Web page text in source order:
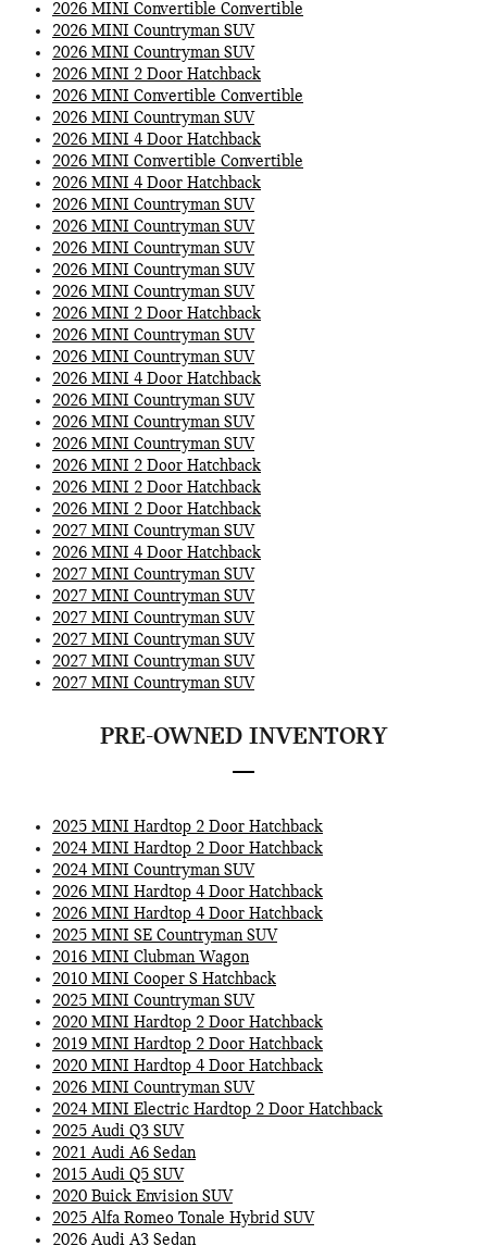
2026 MINI Convertible Convertible
2026 MINI Countryman SUV
2026 MINI Countryman SUV
2026 MINI 2 Door Hatchback
2026 MINI Convertible Convertible
2026 MINI Countryman SUV
2026 MINI 4 Door Hatchback
2026 MINI Convertible Convertible
2026 MINI 4 Door Hatchback
2026 MINI Countryman SUV
2026 MINI Countryman SUV
2026 MINI Countryman SUV
2026 MINI Countryman SUV
2026 MINI Countryman SUV
2026 MINI 2 Door Hatchback
2026 MINI Countryman SUV
2026 MINI Countryman SUV
2026 MINI 4 Door Hatchback
2026 MINI Countryman SUV
2026 MINI Countryman SUV
2026 MINI Countryman SUV
2026 MINI 2 Door Hatchback
2026 MINI 2 Door Hatchback
2026 MINI 2 Door Hatchback
2027 MINI Countryman SUV
2026 MINI 4 Door Hatchback
2027 MINI Countryman SUV
2027 MINI Countryman SUV
2027 MINI Countryman SUV
2027 MINI Countryman SUV
2027 MINI Countryman SUV
2027 MINI Countryman SUV
PRE-OWNED INVENTORY
2025 MINI Hardtop 2 Door Hatchback
2024 MINI Hardtop 2 Door Hatchback
2024 MINI Countryman SUV
2026 MINI Hardtop 4 Door Hatchback
2026 MINI Hardtop 4 Door Hatchback
2025 MINI SE Countryman SUV
2016 MINI Clubman Wagon
2010 MINI Cooper S Hatchback
2025 MINI Countryman SUV
2020 MINI Hardtop 2 Door Hatchback
2019 MINI Hardtop 2 Door Hatchback
2020 MINI Hardtop 4 Door Hatchback
2026 MINI Countryman SUV
2024 MINI Electric Hardtop 2 Door Hatchback
2025 Audi Q3 SUV
2021 Audi A6 Sedan
2015 Audi Q5 SUV
2020 Buick Envision SUV
2025 Alfa Romeo Tonale Hybrid SUV
2026 Audi A3 Sedan